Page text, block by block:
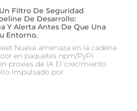
Filtro De Seguridad
De Desarrollo:
Y Alerta Antes De Que Una
Entorno.
Nueva amenaza en la cadena
en paquetes npm/PyPI
proxies de IA El crecimiento
impulsado por